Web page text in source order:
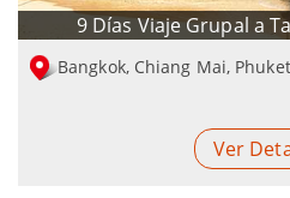
9 Días Viaje Grupal a
Bangkok, Chiang Mai, Phuket
Ver